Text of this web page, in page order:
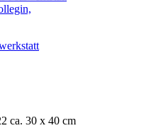
ca. 30 x 40 cm